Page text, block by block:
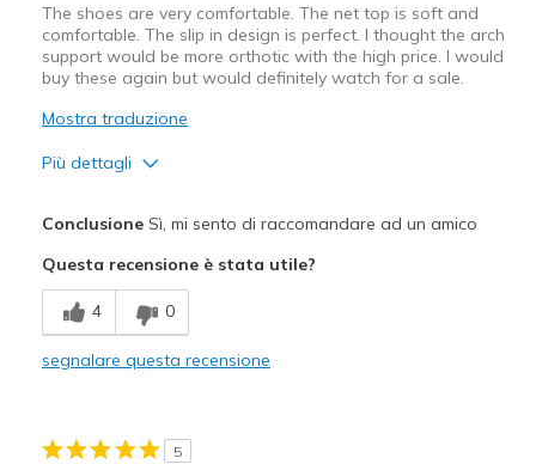
The shoes are very comfortable. The net top is soft and
comfortable. The slip in design is perfect. I thought the arch
support would be more orthotic with the high price. I would
buy these again but would definitely watch for a sale.
Mostra traduzione
Più dettagli
Comfortable
Durable
ConclusioneSì, mi sento di raccomandare ad un amico
Questa recensione è stata utile?
4 0
segnalare questa recensione
5